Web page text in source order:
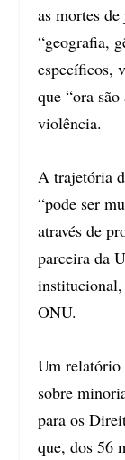
as mortes
“geografia,
específicos,
que “ora
violência.
A trajetória
“pode ser
através de
parceira da
institucional,
ONU.
Um relatório
sobre
para os
que, dos 56